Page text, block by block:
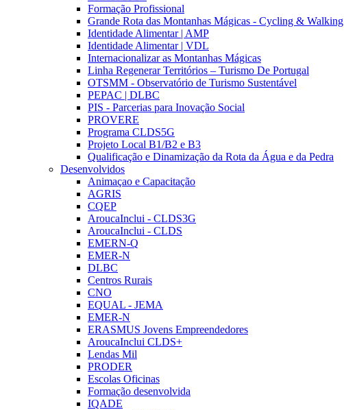
Formação Profissional
Grande Rota das Montanhas Mágicas - Cycling & Walking
Identidade Alimentar | AMP
Identidade Alimentar | VDL
Internacionalizar as Montanhas Mágicas
Linha Regenerar Territórios – Turismo De Portugal
OTSMM - Observatório de Turismo Sustentável
PEPAC | DLBC
PIS - Parcerias para Inovação Social
PROVERE
Programa CLDS5G
Projeto Local B1/B2 e B3
Qualificação e Dinamização da Rota da Água e da Pedra
Desenvolvidos
Animaçao e Capacitação
AGRIS
CQEP
AroucaInclui - CLDS3G
AroucaInclui - CLDS
EMERN-Q
EMER-N
DLBC
Centros Rurais
CNO
EQUAL - JEMA
EMER-N
ERASMUS Jovens Empreendedores
AroucaInclui CLDS+
Lendas Mil
PRODER
Escolas Oficinas
Formação desenvolvida
IQADE